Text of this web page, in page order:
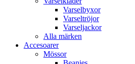
Varselbyxor
Varseltröjor
Varseljackor
Alla märken
Accesoarer
Mössor